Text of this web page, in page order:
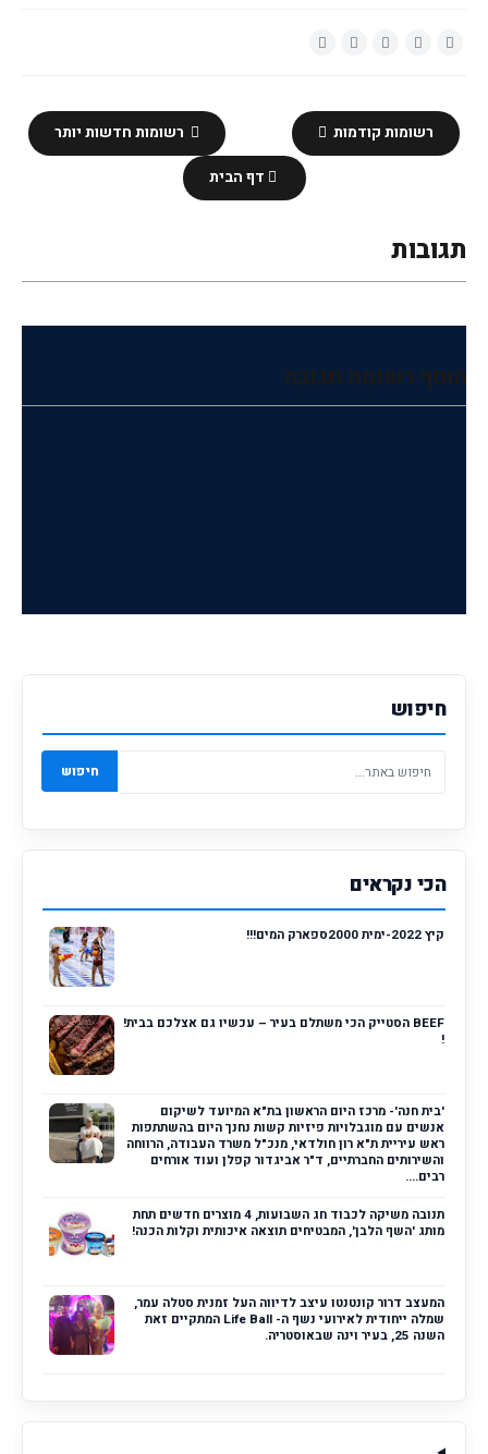
רשומות חדשות יותר רשומות קודמות
דף הבית
תגובות
הוסף רשומת תגובה
חיפוש
חיפוש
הכי נקראים
קיץ 2022-ימית 2000ספארק המים!!!
BEEF הסטייק הכי משתלם בעיר – עכשיו גם אצלכם בבית!
!
'בית חנה'- מרכז היום הראשון בת"א המיועד לשיקום
אנשים עם מוגבלויות פיזיות קשות נחנך היום בהשתתפות
ראש עיריית ת"א רון חולדאי, מנכ"ל משרד העבודה, הרווחה
והשירותים החברתיים, ד"ר אביגדור קפלן ועוד אורחים
רבים....
תנובה משיקה לכבוד חג השבועות, 4 מוצרים חדשים תחת
מותג 'השף הלבן', המבטיחים תוצאה איכותית וקלות הכנה!
המעצב דרור קונטנטו עיצב לדיווה העל זמנית סטלה עמר,
שמלה ייחודית לאירועי נשף ה- Life Ball המתקיים זאת
השנה 25, בעיר וינה שבאוסטריה.